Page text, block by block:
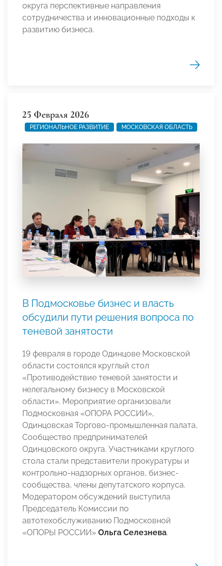
округа перспективные направления
сотрудничества и инновационные подходы к
развитию бизнеса.
25 Февраля 2026
РЕГИОНАЛЬНОЕ РАЗВИТИЕ МОСКОВСКАЯ ОБЛАСТЬ
В Подмосковье бизнес и власть
обсудили пути решения вопроса по
теневой занятости
19 февраля в городе Одинцове Московской
области состоялся круглый стол
«Противодействие теневой занятости и
нелегальному бизнесу в Московской
области». Мероприятие организовали
Подмосковная «ОПОРА РОССИИ»,
Одинцовская Торгово-промышленная палата,
Сообщество предпринимателей
Одинцовского округа. Участниками круглого
стола стали представители прокуратуры и
контрольно-надзорных органов, бизнес-
сообщества, члены депутатского корпуса.
Модератором обсуждений выступила
Председатель Комиссии по
автотехобслуживанию Подмосковной
«ОПОРЫ РОССИИ» Ольга Селезнева.